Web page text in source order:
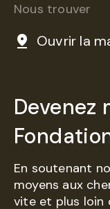
Nous trouver
Ouvrir la
Devenez
En soutenant
moyens aux
vite et plus loin